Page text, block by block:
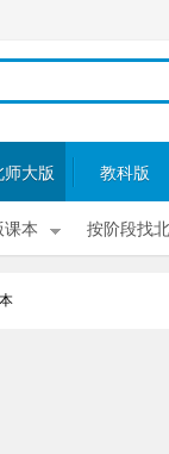
师大版 教科版
课本 按阶段找